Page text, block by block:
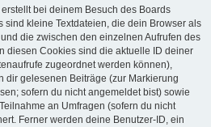
bei deinem Besuch des Boards
sind kleine Textdateien, die dein Browser als
die zwischen den einzelnen Aufrufen des
diesen Cookies sind die aktuelle ID deiner
zugeordnet werden können),
dir gelesenen Beiträge (zur Markierung
sofern du nicht angemeldet bist) sowie
an Umfragen (sofern du nicht
Ferner werden deine Benutzer-ID, ein